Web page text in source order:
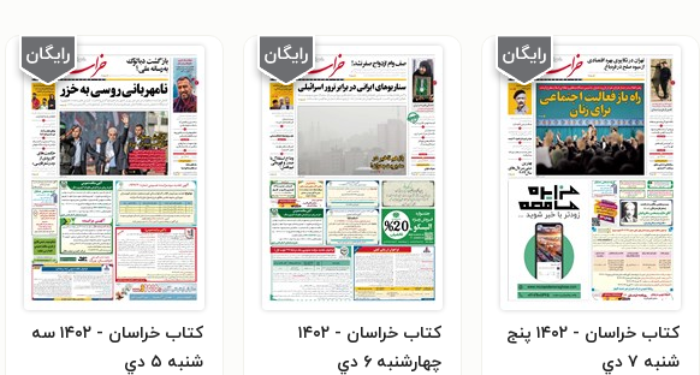
کتاب خراسان - ۱۴۰۲ پنج
شنبه ۷ دي
کتاب خراسان - ۱۴۰۲
چهارشنبه ۶ دي
کتاب خراسان - ۱۴۰۲ سه
شنبه ۵ دي